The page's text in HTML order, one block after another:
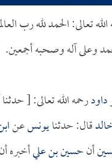
تعالى: الحمد لله رب
وعلى آله وصحبه أجمعين.
داودرحمه الله تعالى: [ حدثنا
قال: حدثنايونسعن
أنحسين بن عليأخبره